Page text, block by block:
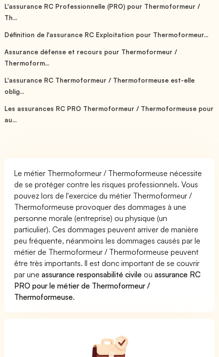
L'assurance RC Professionnelle (PRO) pour Thermoformeur /
Th...
Définition de l'assurance RC Exploitation pour Thermoformeur...
Assurance défense et recours pour Thermoformeur /
Thermoform...
L'assurance RC Thermoformeur / Thermoformeuse est-elle
oblig...
Les assurances RC PRO Thermoformeur / Thermoformeuse pour
au...
Le métier Thermoformeur / Thermoformeuse nécessite
de se protéger contre les risques professionnels. Vous
pouvez lors de l'exercice du métier Thermoformeur /
Thermoformeuse provoquer des dommages à une
personne morale (entreprise) ou physique (un
particulier). Ces dommages peuvent arriver de manière
peu fréquente, néanmoins les dommages causés par le
métier de Thermoformeur / Thermoformeuse peuvent
être très importants. Il est donc important de se couvrir
par uneassurance responsabilité civile ouassurance RC
PRO pour le métier de Thermoformeur /
Thermoformeuse.